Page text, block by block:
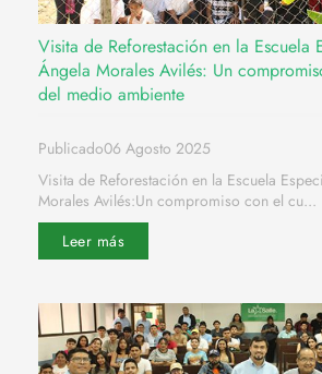
Visita de Reforestación en la Escuela
Ángela Morales Avilés: Un
del medio ambiente
Publicado06 Agosto 2025
Visita de Reforestación en la Escuela
Morales Avilés:Un compromiso con el cu...
Leer más